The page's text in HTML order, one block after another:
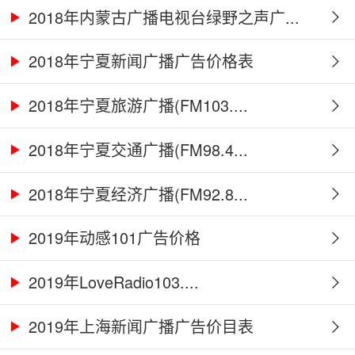
2018年内蒙古广播电视台绿野之声广...
2018年宁夏新闻广播广告价格表
2018年宁夏旅游广播(FM103....
2018年宁夏交通广播(FM98.4...
2018年宁夏经济广播(FM92.8...
2019年动感101广告价格
2019年LoveRadio103....
2019年上海新闻广播广告价目表